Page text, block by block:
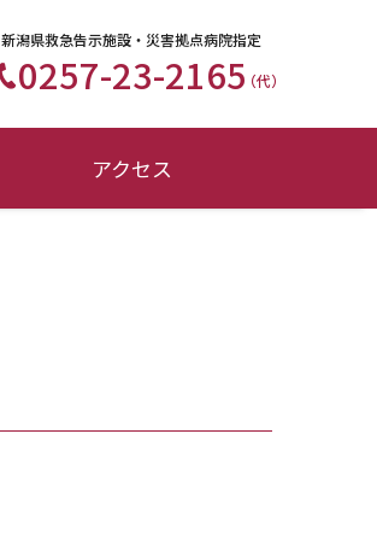
新潟県救急告示施設・災害拠点病院指定
0257-23-2165（代）
アクセス